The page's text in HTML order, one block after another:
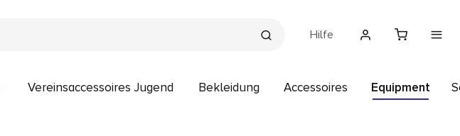
Hilfe
Vereinsaccessoires Jugend Bekleidung Accessoires Equipment